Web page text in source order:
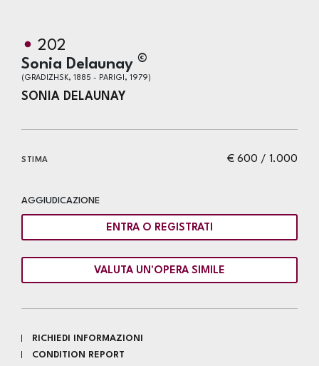
202
Sonia Delaunay ©
(GRADIZHSK, 1885 - PARIGI, 1979)
SONIA DELAUNAY
€ 600 / 1.000
STIMA
AGGIUDICAZIONE
ENTRA O REGISTRATI
VALUTA UN'OPERA SIMILE
RICHIEDI INFORMAZIONI
CONDITION REPORT